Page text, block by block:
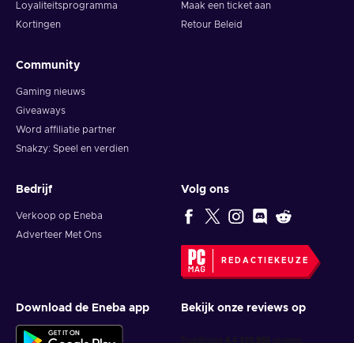
Loyaliteitsprogramma
Kortingen
Maak een ticket aan
Retour Beleid
Community
Gaming nieuws
Giveaways
Word affiliatie partner
Snakzy: Speel en verdien
Bedrijf
Verkoop op Eneba
Adverteer Met Ons
Volg ons
REDACTIEKEUZE
Download de Eneba app Bekijk onze reviews op